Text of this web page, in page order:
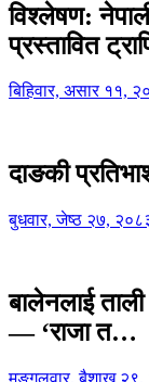
विश्लेषण:
प्रस्तावित
बिहिवार, असार ११,
दाङकी
बुधवार, जेष्ठ २७,
बालेनलाई
— ‘राजा त…
मङ्गलवार, बैशाख २९,